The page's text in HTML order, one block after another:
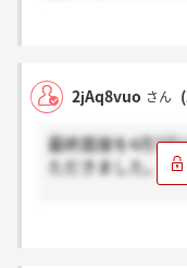
2jAq8vuo さん
最終面接を4月7日
ただきました。ご